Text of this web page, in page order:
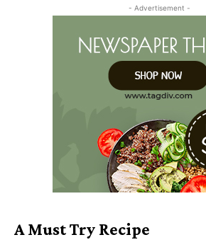
- Advertisement -
A Must Try Recipe